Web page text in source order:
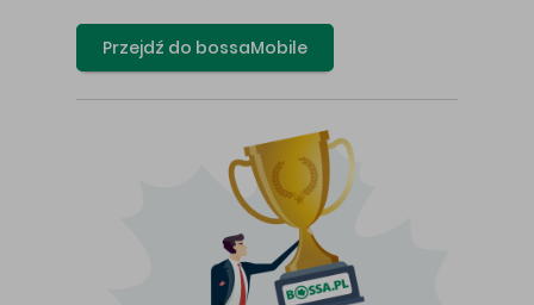
Przejdź do bossaMobile